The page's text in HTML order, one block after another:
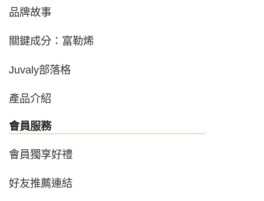
SALE
品牌故事
關鍵成分：富勒烯
Juvaly部落格
產品介紹
會員服務
會員獨享好禮
好友推薦連結